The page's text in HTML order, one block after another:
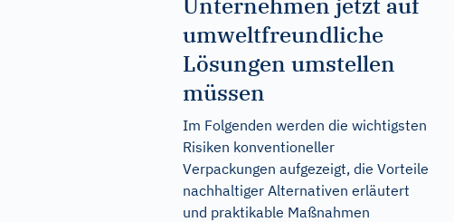
umweltfreundliche
Lösungen umstellen
müssen
Im Folgenden werden die wichtigsten
Risiken konventioneller
Verpackungen aufgezeigt, die Vorteile
nachhaltiger Alternativen erläutert
und praktikable Maßnahmen